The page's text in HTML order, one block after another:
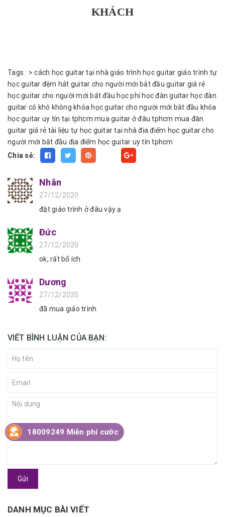
KHÁCH
Tags : >cách học guitar tại nhà giáo trình học guitar giáo trình tự
học guitar đệm hát guitar cho người mới bắt đầu guitar giá rẻ
học guitar cho người mới bắt đầu học phí học đàn guitar học đàn
guitar có khó không khóa học guitar cho người mới bắt đầu khóa
học guitar uy tín tại tphcm mua guitar ở đâu tphcm mua đàn
guitar giá rẻ tài liệu tự học guitar tại nhà địa điểm học guitar cho
người mới bắt đầu địa điểm học guitar uy tín tphcm
Chia sẻ:
Nhân
27/12/2020
đặt giáo trình ở đâu vậy ạ
Đức
27/12/2020
ok, rất bổ ích
Dương
27/12/2020
đã mua giáo trình
VIẾT BÌNH LUẬN CỦA BẠN:
Gửi
DANH MỤC BÀI VIẾT
18009249 Miễn phí cước